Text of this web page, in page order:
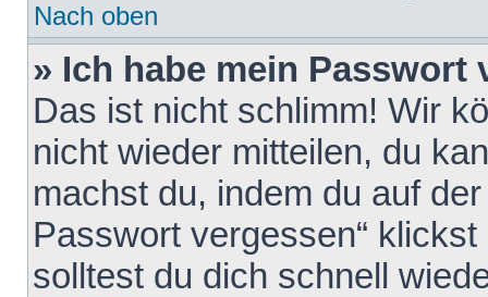
Nach oben
» Ich habe mein Passwort
Das ist nicht schlimm! Wir
nicht wieder mitteilen, du
machst du, indem du auf
Passwort vergessen“
solltest du dich schnell